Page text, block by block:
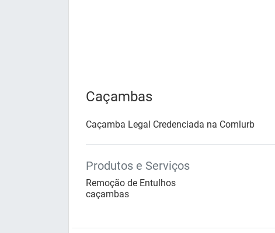
Caçambas
Caçamba Legal Credenciada na Comlurb
Produtos e Serviços
Remoção de Entulhos
caçambas